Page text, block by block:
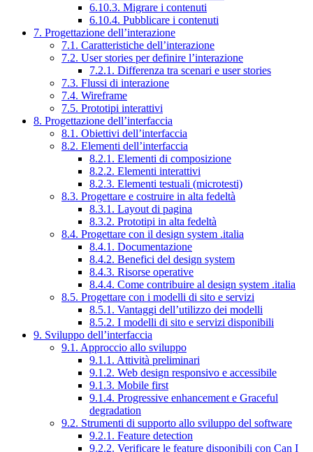
6.10.3. Migrare i contenuti
6.10.4. Pubblicare i contenuti
7. Progettazione dell’interazione
7.1. Caratteristiche dell’interazione
7.2. User stories per definire l’interazione
7.2.1. Differenza tra scenari e user stories
7.3. Flussi di interazione
7.4. Wireframe
7.5. Prototipi interattivi
8. Progettazione dell’interfaccia
8.1. Obiettivi dell’interfaccia
8.2. Elementi dell’interfaccia
8.2.1. Elementi di composizione
8.2.2. Elementi interattivi
8.2.3. Elementi testuali (microtesti)
8.3. Progettare e costruire in alta fedeltà
8.3.1. Layout di pagina
8.3.2. Prototipi in alta fedeltà
8.4. Progettare con il design system .italia
8.4.1. Documentazione
8.4.2. Benefici del design system
8.4.3. Risorse operative
8.4.4. Come contribuire al design system .italia
8.5. Progettare con i modelli di sito e servizi
8.5.1. Vantaggi dell’utilizzo dei modelli
8.5.2. I modelli di sito e servizi disponibili
9. Sviluppo dell’interfaccia
9.1. Approccio allo sviluppo
9.1.1. Attività preliminari
9.1.2. Web design responsivo e accessibile
9.1.3. Mobile first
9.1.4. Progressive enhancement e Graceful
degradation
9.2. Strumenti di supporto allo sviluppo del software
9.2.1. Feature detection
9.2.2. Verificare le feature disponibili con Can I